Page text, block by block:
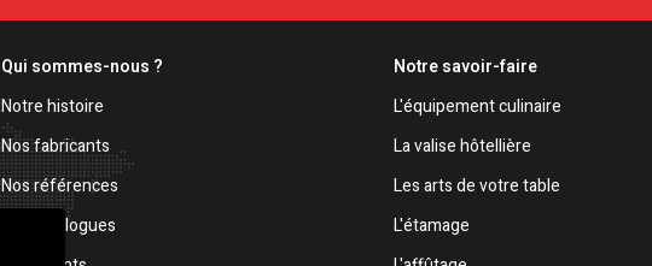
Qui sommes-nous ?
Notre histoire
Nos fabricants
Nos références
Nos catalogues
Notre savoir-faire
L'équipement culinaire
La valise hôtellière
Les arts de votre table
L'étamage